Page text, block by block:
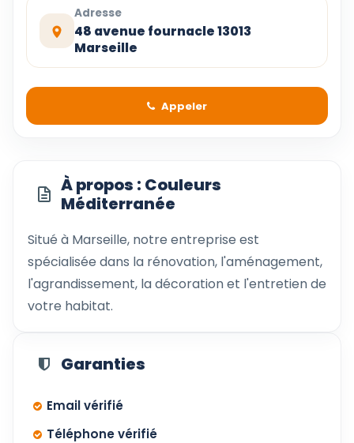
Adresse
48 avenue fournacle 13013
Marseille
Appeler
À propos : Couleurs
Méditerranée
Situé à Marseille, notre entreprise est
spécialisée dans la rénovation, l'aménagement,
l'agrandissement, la décoration et l'entretien de
votre habitat.
Garanties
Email vérifié
Téléphone vérifié